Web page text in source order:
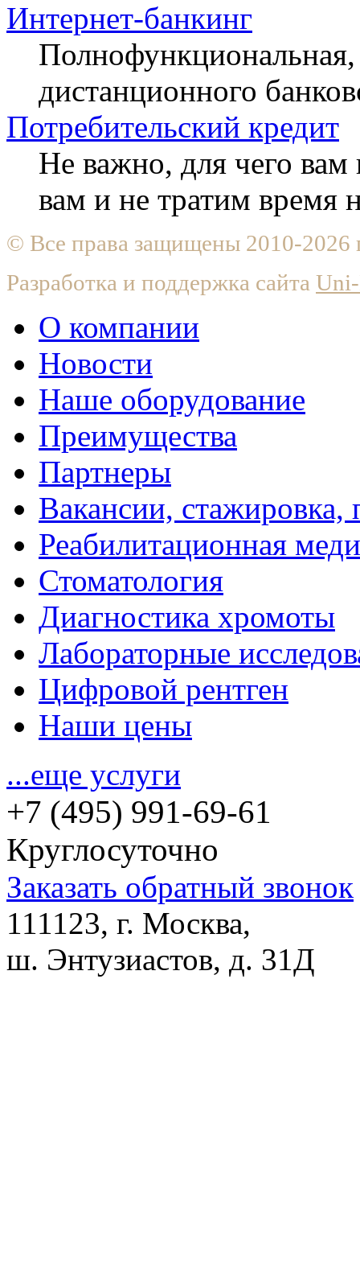
Интернет-банкинг
Полнофункциональная,
дистанционного
Потребительский кредит
Не важно, для чего
вам и не тратим время
© Все права защищены 2010-
Разработка и поддержка сайта
О компании
Новости
Наше оборудование
Преимущества
Партнеры
Вакансии, стажировка,
Реабилитационная
Стоматология
Диагностика хромоты
Лабораторные
Цифровой рентген
Наши цены
...еще услуги
+7 (495) 991-69-61
Круглосуточно
Заказать обратный звонок
111123, г. Москва,
ш. Энтузиастов, д. 31Д